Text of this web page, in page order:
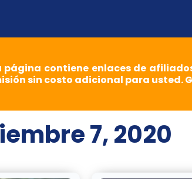
página contiene enlaces de
sin costo adicional para usted.
7, 2020